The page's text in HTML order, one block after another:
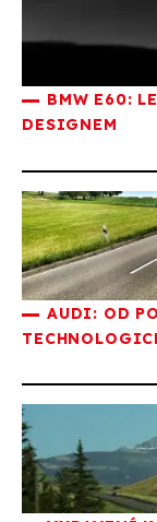
BMW E60:
DESIGNEM
AUDI: OD